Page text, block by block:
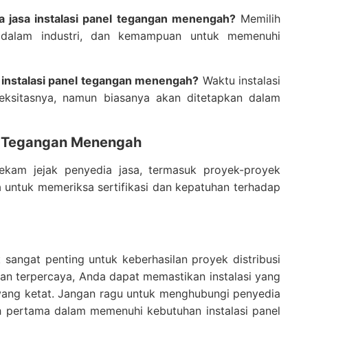
instalasi panel tegangan menengah?Memilih
industri, dan kemampuan untuk memenuhi
panel tegangan menengah? Waktu instalasi
namun biasanya akan ditetapkan dalam
Menengah
jejak penyedia jasa, termasuk proyek-proyek
memeriksa sertifikasi dan kepatuhan terhadap
sangat penting untuk keberhasilan proyek distribusi
terpercaya, Anda dapat memastikan instalasi yang
ketat. Jangan ragu untuk menghubungi penyedia
dalam memenuhi kebutuhan instalasi panel